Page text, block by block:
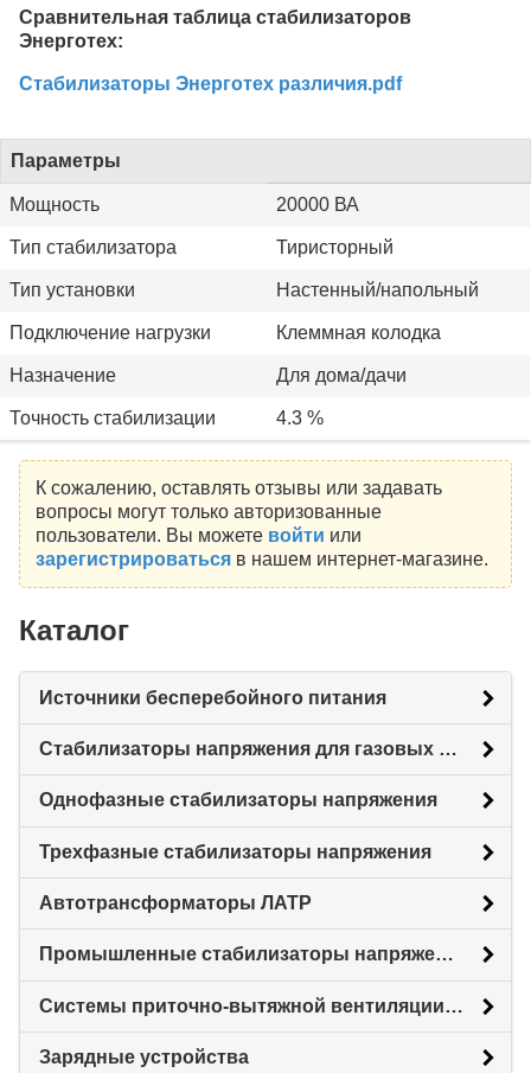
Сравнительная таблица стабилизаторов
Энерготех:
Стабилизаторы Энерготех различия.pdf
Параметры
Мощность 20000 ВА
Тип стабилизатора Тиристорный
Тип установки Настенный/напольный
Подключение нагрузки Клеммная колодка
Назначение Для дома/дачи
Точность стабилизации 4.3 %
К сожалению, оставлять отзывы или задавать
вопросы могут только авторизованные
пользователи. Вы можете войти или
зарегистрироватьсяв нашем интернет-магазине.
Каталог
Источники бесперебойного питания
Стабилизаторы напряжения для газовых котлов
Однофазные стабилизаторы напряжения
Трехфазные стабилизаторы напряжения
Автотрансформаторы ЛАТР
Промышленные стабилизаторы напряжения
Системы приточно-вытяжной вентиляции с рекуперацией тепловой энергии (Рекуператоры)
Зарядные устройства